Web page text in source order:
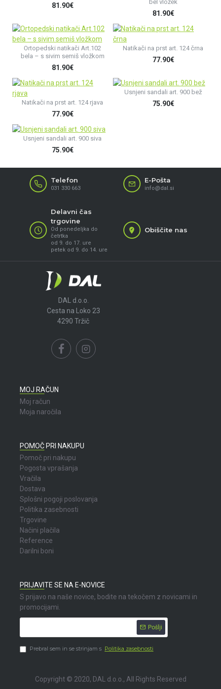
81.90€
bel vložek
81.90€
Ortopedski natikači Art.102
bela – s sivim semiš vložkom
81.90€
Natikači na prst art. 124 črna
77.90€
Natikači na prst art. 124 rjava
77.90€
Usnjeni sandali art. 900 bež
75.90€
Usnjeni sandali art. 900 siva
75.90€
Telefon
031 330 663
E-Pošta
info@dal.si
Delavni čas
trgovine
Od ponedeljka do
četrtka
od 9. do 17. ure
petek od 9. do 14. ure
Obiščite nas
DAL d.o.o.
Cesta na Loko 23
4290 Tržič
MOJ RAČUN
Moj račun
Moja naročila
POMOČ PRI NAKUPU
Pomoč pri nakupu
Pogosta vprašanja
Vračila
Dostava
Splošni pogoji poslovanja
Politika zasebnosti
Trgovine
Načini plačila
Reference
Darilni boni
PRIJAVITE SE NA E-NOVICE
S prijavo na naše novice, bodite na tekočem z novicami in
promocijami.
Pošlji
Prebral sem in se strinjam s Politika zasebnosti
Copyright © 2020, DAL d.o.o., All Rights Reserved